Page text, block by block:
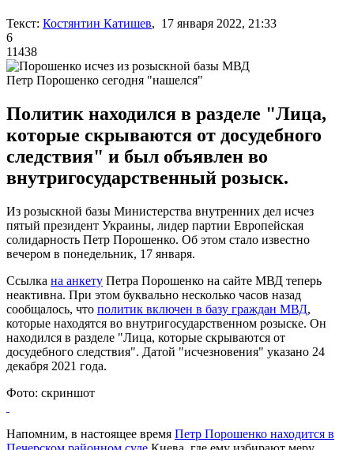
Текст: Костянтин Катишев, 17 января 2022, 21:33
6
11438
Петр Порошенко сегодня "нашелся"
Политик находился в разделе "Лица,
которые скрываются от досудебного
следствия" и был объявлен во
внутригосударственный розыск.
Из розыскной базы Министерства внутренних дел исчез
пятый президент Украины, лидер партии Европейская
солидарность Петр Порошенко. Об этом стало известно
вечером в понедельник, 17 января.
Ссылка на анкету Петра Порошенко на сайте МВД теперь
неактивна. При этом буквально несколько часов назад
сообщалось, что политик включен в базу граждан МВД,
которые находятся во внутригосударственном розыске. Он
находился в разделе "Лица, которые скрываются от
досудебного следствия". Датой "исчезновения" указано 24
декабря 2021 года.
Фото: скриншот
Напомним, в настоящее время Петр Порошенко находится в